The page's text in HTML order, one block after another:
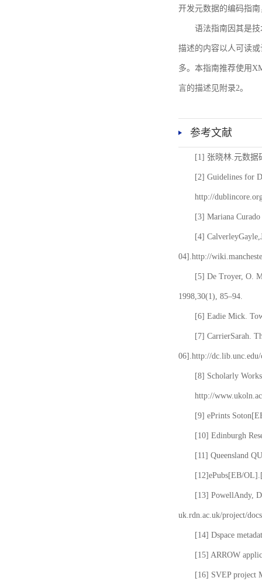
开发元数据的编码指
语法指南因其是
描述的内容以人可读
多。本指南推荐使用
言的描述见附录2。
参考文献
[1] 张晓林.元数据
[2] Guidelines for
http://
[3] Mariana
[4]
04].http://
[5] De Troyer, O.
1998,30(1), 85–94.
[6] Eadie Mick.
[7] CarrierSarah.
06].http://
[8] Scholarly
http://
[9] ePrints
[10] Edinburgh
[11] Queensland
[12]ePubs[EB/
[13] PowellAndy,
uk.rdn.ac.uk/project/
[14] Dspace
[15] ARROW
[16] SVEP project